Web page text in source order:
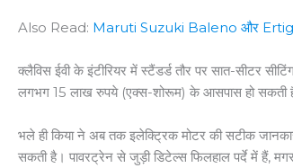
Also Read: Maruti Suzuki Baleno और Ertiga
क्लैविस ईवी के इंटीरियर में स्टैंडर्ड तौर पर सात-सीटर
लगभग 15 लाख रुपये (एक्स-शोरूम) के आसपास हो सकती
भले ही किया ने अब तक इलेक्ट्रिक मोटर की सटीक
सकती है। पावरट्रेन से जुड़ी डिटेल्स फिलहाल पर्दे में हैं,